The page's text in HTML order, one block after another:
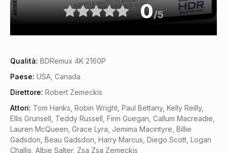
0/5
Qualità: BDRemux 4K 2160P
Paese: USA, Canada
Direttore: Robert Zemeckis
Attori: Tom Hanks, Robin Wright, Paul Bettany, Kelly Reilly,
Ellis Grunsell, Teddy Russell, Finn Guegan, Callum Macreadie,
Lauren McQueen, Grace Lyra, Jemima Macintyre, Billie
Gadsdon, Beau Gadsdon, Harry Marcus, Diego Scott, Logan
Challis, Albie Salter, Zsa Zsa Zemeckis